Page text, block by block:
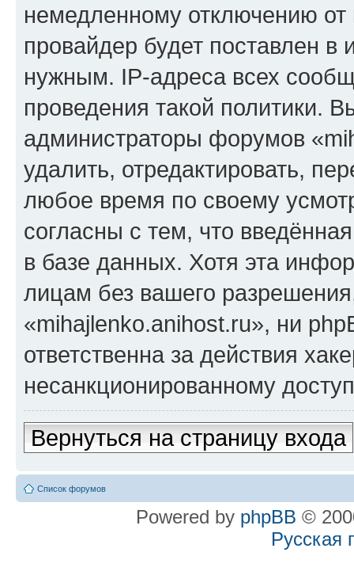
немедленному отключению
провайдер будет поставлен в
нужным. IP-адреса всех
проведения такой политики.
администраторы форумов
удалить, отредактировать,
любое время по своему
согласны с тем, что
в базе данных. Хотя эта
лицам без вашего
«mihajlenko.anihost.ru», ни
ответственна за действия
несанкционированному
Вернуться на страницу входа
Список форумов
Powered by phpBB ©
Русская